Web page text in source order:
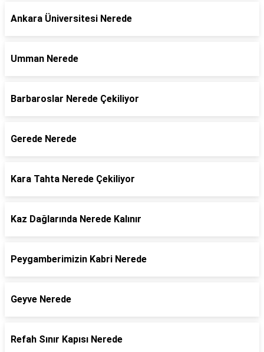
Ankara Üniversitesi Nerede
Umman Nerede
Barbaroslar Nerede Çekiliyor
Gerede Nerede
Kara Tahta Nerede Çekiliyor
Kaz Dağlarında Nerede Kalınır
Peygamberimizin Kabri Nerede
Geyve Nerede
Refah Sınır Kapısı Nerede